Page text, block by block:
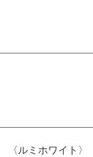
〈ルミホワイト